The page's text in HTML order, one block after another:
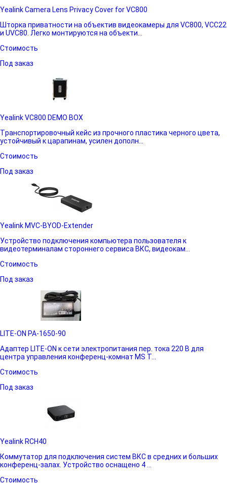
Yealink Camera Lens Privacy Cover for VC800
Шторка приватности на объектив видеокамеры для VC800, VCC22
и UVC80. Легко монтируются на объекти...
Стоимость
Под заказ
Yealink VC800 DEMO BOX
Tранспортировочный кейс из прочного пластика черного цвета,
устойчивый к царапинам, усилен дополн...
Стоимость
Под заказ
Yealink MVC-BYOD-Extender
Устройство подключения компьютера пользователя к
видеотерминалам стороннего сервиса ВКС, видеокам...
Стоимость
Под заказ
LITE-ON PA-1650-90
Адаптер LITE-ON к сети электропитания пер. тока 220 В для
центра управления конференц-комнат MS T...
Стоимость
Под заказ
Yealink RCH40
Коммутатор для подключения систем ВКС в средних и больших
конференц-залах. Устройство оснащено 4 ...
Стоимость